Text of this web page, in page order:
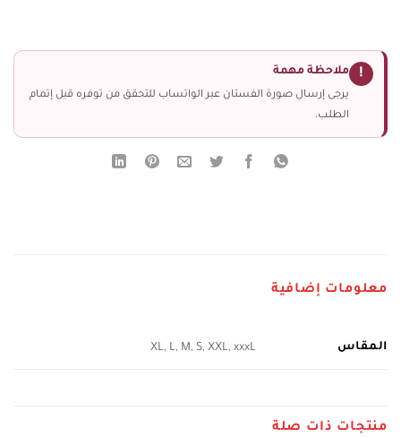
! ملاحظة مهمة
يرجى إرسال صورة الفستان عبر الواتساب للتحقق من توفره قبل إتمام
الطلب.
معلومات إضافية
المقاس XL, L, M, S, XXL, xxxL
منتجات ذات صلة